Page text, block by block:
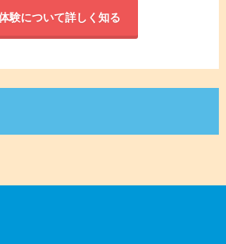
験について詳しく知る